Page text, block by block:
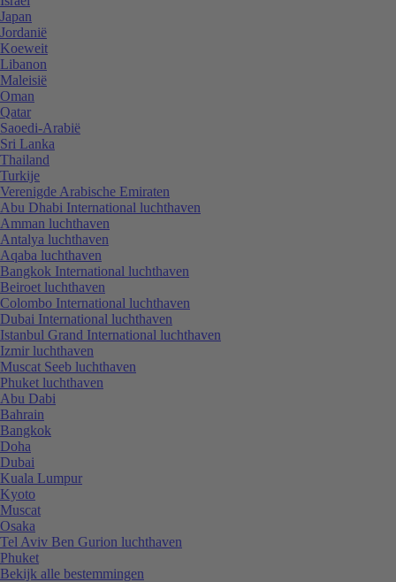
Japan
Jordanië
Koeweit
Libanon
Maleisië
Oman
Qatar
Saoedi-Arabië
Sri Lanka
Thailand
Turkije
Verenigde Arabische Emiraten
Abu Dhabi International luchthaven
Amman luchthaven
Antalya luchthaven
Aqaba luchthaven
Bangkok International luchthaven
Beiroet luchthaven
Colombo International luchthaven
Dubai International luchthaven
Istanbul Grand International luchthaven
Izmir luchthaven
Muscat Seeb luchthaven
Phuket luchthaven
Abu Dabi
Bahrain
Bangkok
Doha
Dubai
Kuala Lumpur
Kyoto
Muscat
Osaka
Tel Aviv Ben Gurion luchthaven
Phuket
Bekijk alle bestemmingen